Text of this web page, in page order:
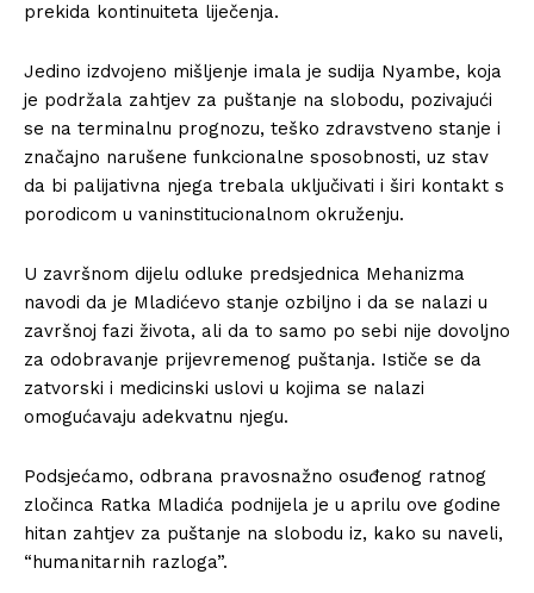
prekida kontinuiteta liječenja.
Jedino izdvojeno mišljenje imala je sudija Nyambe, koja
je podržala zahtjev za puštanje na slobodu, pozivajući
se na terminalnu prognozu, teško zdravstveno stanje i
značajno narušene funkcionalne sposobnosti, uz stav
da bi palijativna njega trebala uključivati i širi kontakt s
porodicom u vaninstitucionalnom okruženju.
U završnom dijelu odluke predsjednica Mehanizma
navodi da je Mladićevo stanje ozbiljno i da se nalazi u
završnoj fazi života, ali da to samo po sebi nije dovoljno
za odobravanje prijevremenog puštanja. Ističe se da
zatvorski i medicinski uslovi u kojima se nalazi
omogućavaju adekvatnu njegu.
Podsjećamo, odbrana pravosnažno osuđenog ratnog
zločinca Ratka Mladića podnijela je u aprilu ove godine
hitan zahtjev za puštanje na slobodu iz, kako su naveli,
“humanitarnih razloga”.